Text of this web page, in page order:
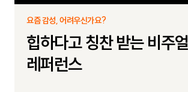
요즘 감성, 어려우신가요?
힙하다고 칭찬 받는 비주얼
레퍼런스